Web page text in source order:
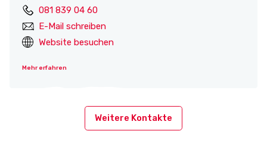
081 839 04 60
E-Mail schreiben
Website besuchen
Mehr erfahren
Weitere Kontakte